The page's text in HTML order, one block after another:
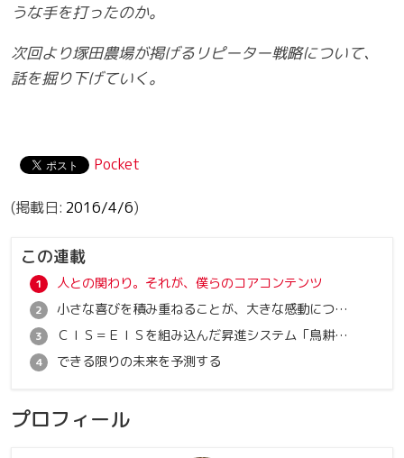
うな手を打ったのか。
次回より塚田農場が掲げるリピーター戦略について、
話を掘り下げていく。
Pocket
2016/4/6
この連載
人との関わり。それが、僕らのコアコンテンツ
小さな喜びを積み重ねることが、大きな感動につながる
ＣＩＳ＝ＥＩＳを組み込んだ昇進システム「鳥耕作」
できる限りの未来を予測する
プロフィール